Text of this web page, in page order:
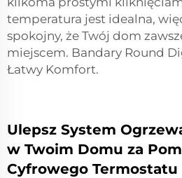
temperatura jest idealna,
spokojny, że Twój dom
miejscem. Bandary Round
Łatwy Komfort.
Ulepsz System
w Twoim Domu za
Cyfrowego Termostatu